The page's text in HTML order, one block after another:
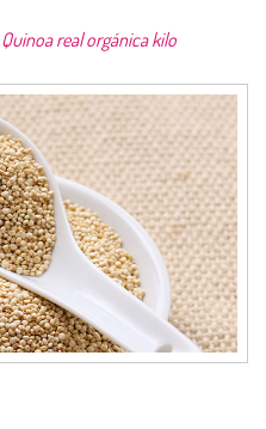
Quinoa real orgánica kilo